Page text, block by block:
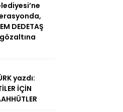
DEDETAŞ
yazdı:
İÇİN